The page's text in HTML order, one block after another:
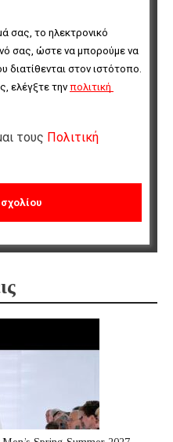
σας, το ηλεκτρονικό
σας, ώστε να μπορούμε να
στον ιστότοπο.
ελέγξτε την πολιτική
τους Πολιτική